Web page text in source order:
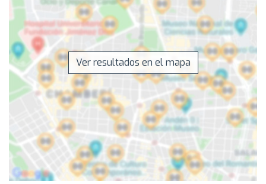
Ver resultados en el mapa